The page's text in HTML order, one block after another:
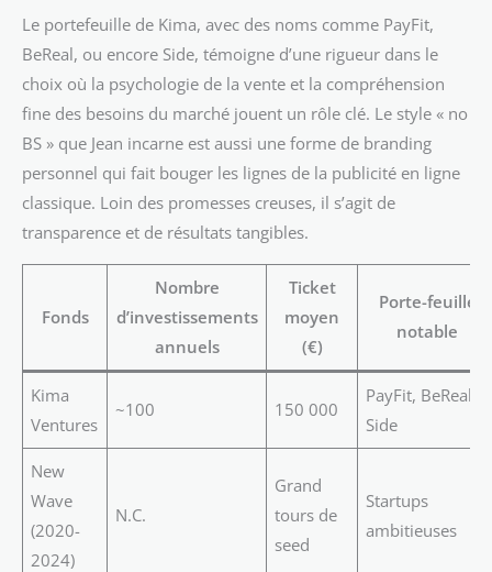
Le portefeuille de Kima, avec des noms comme PayFit,
BeReal, ou encore Side, témoigne d’une rigueur dans le
choix où la psychologie de la vente et la compréhension
fine des besoins du marché jouent un rôle clé. Le style « no
BS » que Jean incarne est aussi une forme de branding
personnel qui fait bouger les lignes de la publicité en ligne
classique. Loin des promesses creuses, il s’agit de
transparence et de résultats tangibles.
Fonds
Nombre
d’investissements
annuels
Ticket
moyen
(€)
Porte-feuille
notable
Kima
Ventures
~100 150 000
PayFit, BeReal,
Side
New
Wave
(2020-
2024)
N.C.
Grand
tours de
seed
Startups
ambitieuses